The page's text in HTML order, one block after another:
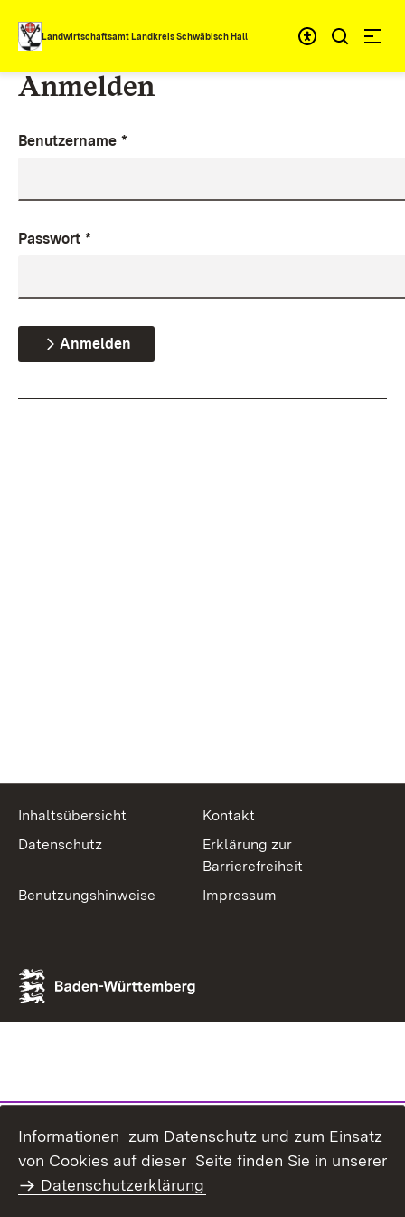
Zum Inhalt springen
Landwirtschaftsamt Landkreis Schwäbisch Hall
Anmelden
Benutzername *
Passwort *
Anmelden
Inhaltsübersicht
Kontakt
Datenschutz
Erklärung zur
Barrierefreiheit
Benutzungshinweise
Impressum
Informationen zum Datenschutz und zum Einsatz
von Cookies auf dieser Seite finden Sie in unserer
Datenschutzerklärung